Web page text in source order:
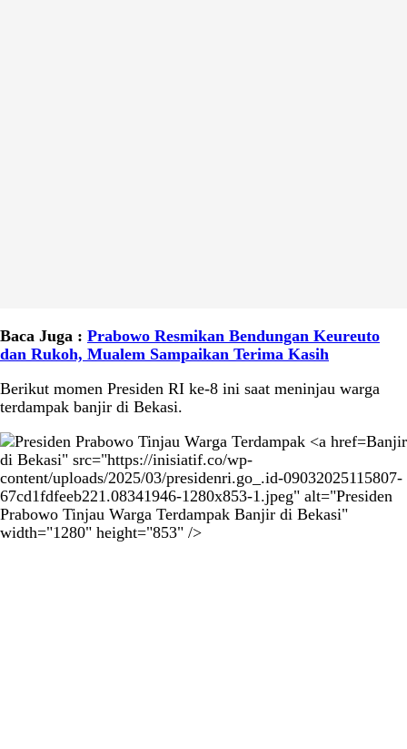
Baca Juga : Prabowo Resmikan Bendungan Keureuto
dan Rukoh, Mualem Sampaikan Terima Kasih
Berikut momen Presiden RI ke-8 ini saat meninjau warga
terdampak banjir di Bekasi.
Banjir
di Bekasi" src="https://inisiatif.co/wp-
content/uploads/2025/03/presidenri.go_.id-09032025115807-
67cd1fdfeeb221.08341946-1280x853-1.jpeg" alt="Presiden
Prabowo Tinjau Warga Terdampak Banjir di Bekasi"
width="1280" height="853" />